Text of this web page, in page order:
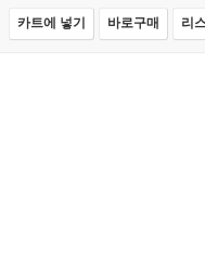
카트에 넣기 바로구매 리